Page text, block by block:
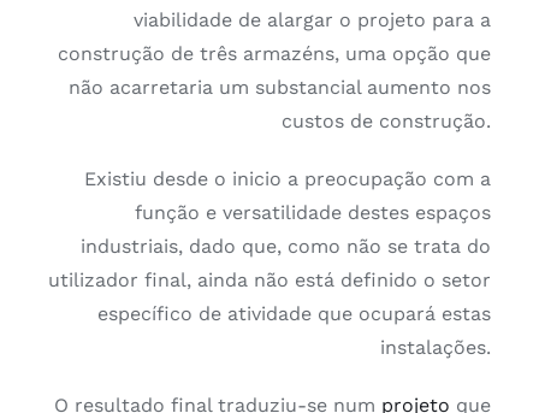
viabilidade de alargar o projeto para a
construção de três armazéns, uma opção que
não acarretaria um substancial aumento nos
custos de construção.
Existiu desde o inicio a preocupação com a
função e versatilidade destes espaços
industriais, dado que, como não se trata do
utilizador final, ainda não está definido o setor
específico de atividade que ocupará estas
instalações.
O resultado final traduziu-se num projeto que